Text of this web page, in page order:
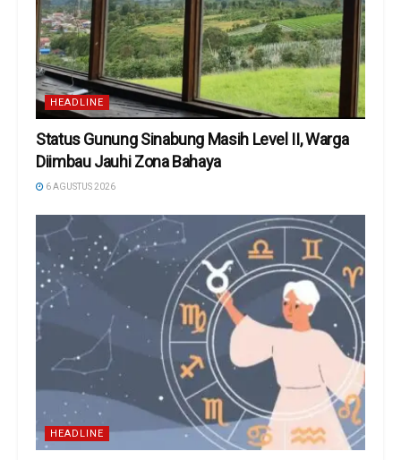
HEADLINE
Status Gunung Sinabung Masih Level II, Warga
Diimbau Jauhi Zona Bahaya
6 AGUSTUS 2026
HEADLINE